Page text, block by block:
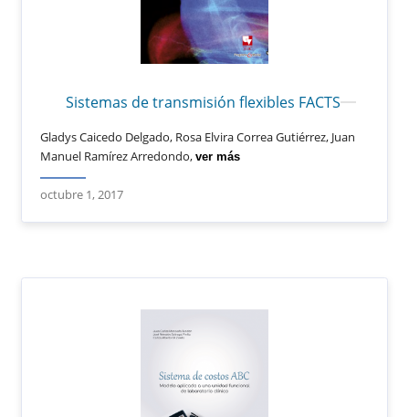
Sistemas de transmisión flexibles FACTS
Gladys Caicedo Delgado, Rosa Elvira Correa Gutiérrez, Juan
Manuel Ramírez Arredondo,ver más
octubre 1, 2017